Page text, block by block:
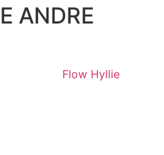
ANDRE
Flow Hyllie